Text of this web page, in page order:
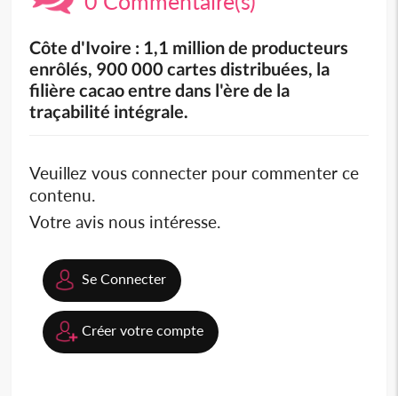
Côte d'Ivoire : 1,1 million de producteurs
enrôlés, 900 000 cartes distribuées, la
filière cacao entre dans l'ère de la
traçabilité intégrale.
Veuillez vous connecter pour commenter ce
contenu.
Votre avis nous intéresse.
Se Connecter
Créer votre compte